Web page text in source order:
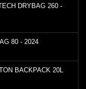
DRYBAG 260 -
80 - 2024
BACKPACK 20L